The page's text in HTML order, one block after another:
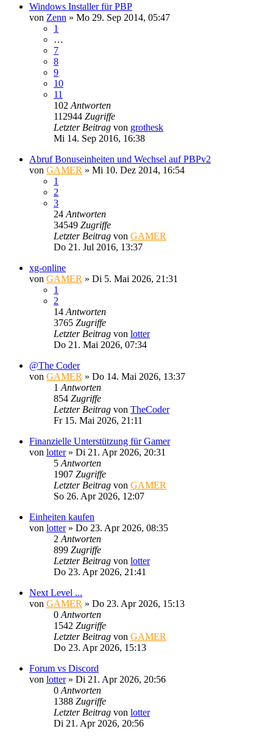
Windows Installer für PBP
von Zenn » Mo 29. Sep 2014, 05:47
1
…
7
8
9
10
11
102 Antworten
112944 Zugriffe
Letzter Beitrag von grothesk
Mi 14. Sep 2016, 16:38
Abruf Bonuseinheiten und Wechsel auf PBPv2
von GAMER » Mi 10. Dez 2014, 16:54
1
2
3
24 Antworten
34549 Zugriffe
Letzter Beitrag von GAMER
Do 21. Jul 2016, 13:37
xg-online
von GAMER » Di 5. Mai 2026, 21:31
1
2
14 Antworten
3765 Zugriffe
Letzter Beitrag von lotter
Do 21. Mai 2026, 07:34
@The Coder
von GAMER » Do 14. Mai 2026, 13:37
1 Antworten
854 Zugriffe
Letzter Beitrag von TheCoder
Fr 15. Mai 2026, 21:11
Finanzielle Unterstützung für Gamer
von lotter» Di 21. Apr 2026, 20:31
5 Antworten
1907 Zugriffe
Letzter Beitrag von GAMER
So 26. Apr 2026, 12:07
Einheiten kaufen
von lotter» Do 23. Apr 2026, 08:35
2 Antworten
899 Zugriffe
Letzter Beitrag von lotter
Do 23. Apr 2026, 21:41
Next Level ...
von GAMER » Do 23. Apr 2026, 15:13
0 Antworten
1542 Zugriffe
Letzter Beitrag von GAMER
Do 23. Apr 2026, 15:13
Forum vs Discord
von lotter» Di 21. Apr 2026, 20:56
0 Antworten
1388 Zugriffe
Letzter Beitrag von lotter
Di 21. Apr 2026, 20:56